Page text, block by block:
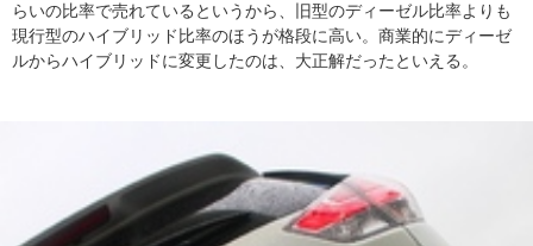
らいの比率で売れているというから、旧型のディーゼル比率よりも
現行型のハイブリッド比率のほうが格段に高い。商業的にディーゼ
ルからハイブリッドに変更したのは、大正解だったといえる。